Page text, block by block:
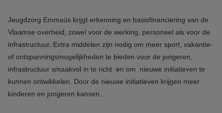
Jeugdzorg Emmaüs krijgt erkenning en basisfinanciering van de
Vlaamse overheid, zowel voor de werking, personeel als voor de
infrastructuur. Extra middelen zijn nodig om meer sport, vakantie-
of ontspanningsmogelijkheden te bieden voor de jongeren,
infrastructuur smaakvol in te richt en om nieuwe initiatieven te
kunnen ontwikkelen. Door de nieuwe initiatieven krijgen meer
kinderen en jongeren kansen.